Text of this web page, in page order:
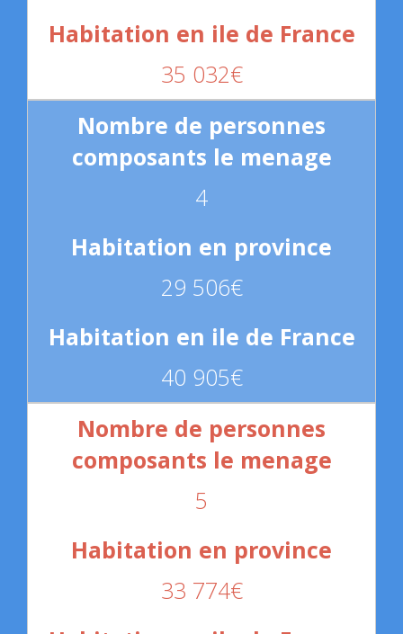
35 032€
4
29 506€
40 905€
5
33 774€